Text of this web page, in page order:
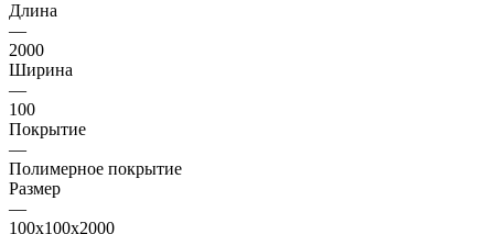
Длина
—
2000
Ширина
—
100
Покрытие
—
Полимерное покрытие
Размер
—
100х100х2000